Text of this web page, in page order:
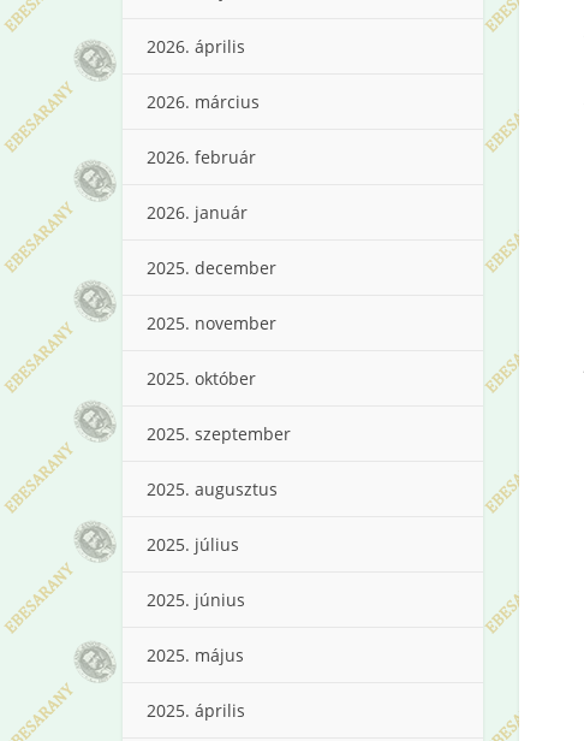
2026. április
2026. március
2026. február
2026. január
2025. december
2025. november
2025. október
2025. szeptember
2025. augusztus
2025. július
2025. június
2025. május
2025. április